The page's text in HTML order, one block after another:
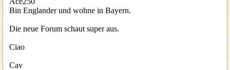
Bin Englander und wohne in Bayern.
Die neue Forum schaut super aus.
Ciao
Cav